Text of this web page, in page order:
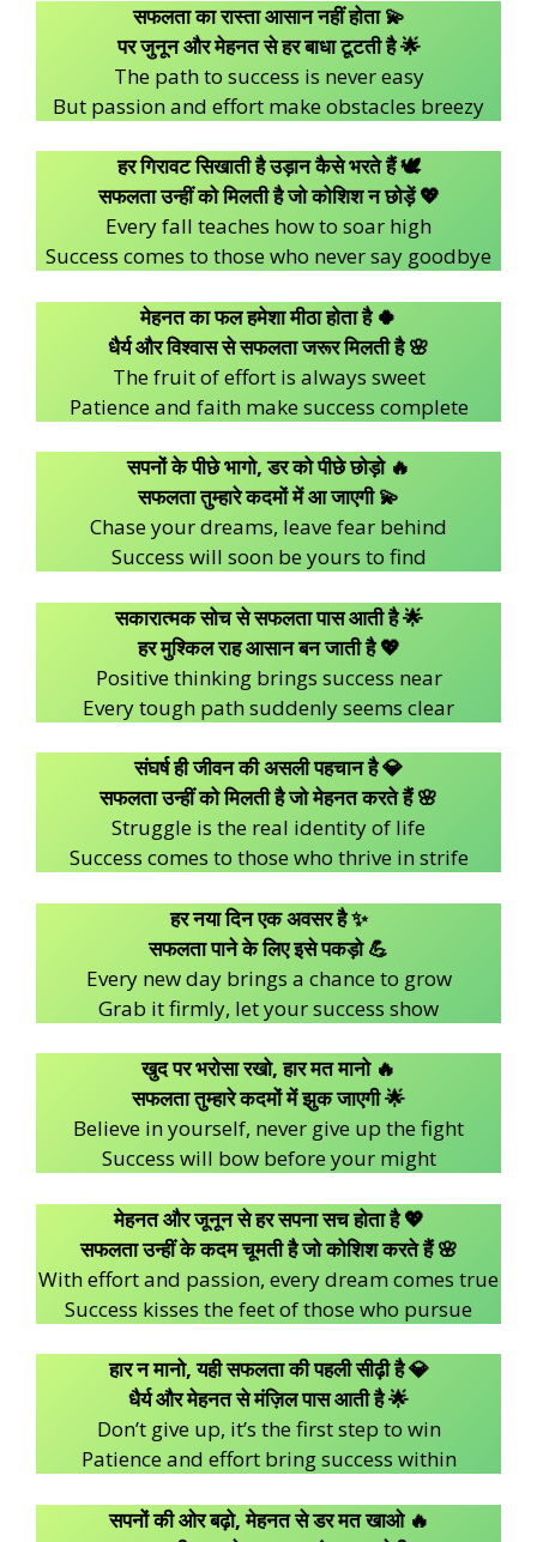
सफलता का रास्ता आसान नहीं होता 💫
पर जुनून और मेहनत से हर बाधा टूटती है 🌟
The path to success is never easy
But passion and effort make obstacles breezy
हर गिरावट सिखाती है उड़ान कैसे भरते हैं 🕊️
सफलता उन्हीं को मिलती है जो कोशिश न छोड़ें 💖
Every fall teaches how to soar high
Success comes to those who never say goodbye
मेहनत का फल हमेशा मीठा होता है 🍀
धैर्य और विश्वास से सफलता जरूर मिलती है 🌸
The fruit of effort is always sweet
Patience and faith make success complete
सपनों के पीछे भागो, डर को पीछे छोड़ो 🔥
सफलता तुम्हारे कदमों में आ जाएगी 💫
Chase your dreams, leave fear behind
Success will soon be yours to find
सकारात्मक सोच से सफलता पास आती है 🌟
हर मुश्किल राह आसान बन जाती है 💖
Positive thinking brings success near
Every tough path suddenly seems clear
संघर्ष ही जीवन की असली पहचान है 💎
सफलता उन्हीं को मिलती है जो मेहनत करते हैं 🌸
Struggle is the real identity of life
Success comes to those who thrive in strife
हर नया दिन एक अवसर है ✨
सफलता पाने के लिए इसे पकड़ो 💪
Every new day brings a chance to grow
Grab it firmly, let your success show
खुद पर भरोसा रखो, हार मत मानो 🔥
सफलता तुम्हारे कदमों में झुक जाएगी 🌟
Believe in yourself, never give up the fight
Success will bow before your might
मेहनत और जूनून से हर सपना सच होता है 💖
सफलता उन्हीं के कदम चूमती है जो कोशिश करते हैं 🌸
With effort and passion, every dream comes true
Success kisses the feet of those who pursue
हार न मानो, यही सफलता की पहली सीढ़ी है 💎
धैर्य और मेहनत से मंज़िल पास आती है 🌟
Don’t give up, it’s the first step to win
Patience and effort bring success within
सपनों की ओर बढ़ो, मेहनत से डर मत खाओ 🔥